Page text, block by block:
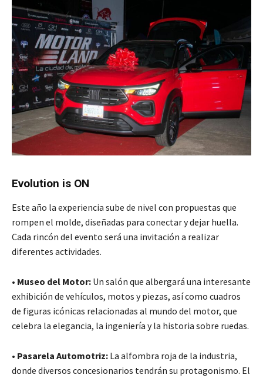
Evolution is ON
Este año la experiencia sube de nivel con propuestas que
rompen el molde, diseñadas para conectar y dejar huella.
Cada rincón del evento será una invitación a realizar
diferentes actividades.
• Museo del Motor: Un salón que albergará una interesante
exhibición de vehículos, motos y piezas, así como cuadros
de figuras icónicas relacionadas al mundo del motor, que
celebra la elegancia, la ingeniería y la historia sobre ruedas.
• Pasarela Automotriz: La alfombra roja de la industria,
donde diversos concesionarios tendrán su protagonismo. El